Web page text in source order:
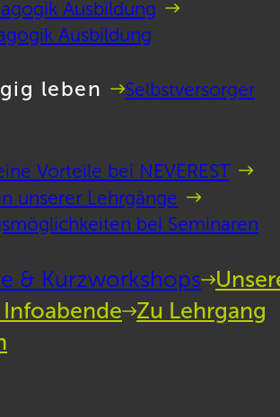
Ausbildung
Ausbildung
leben
Selbstversorger
Vorteile bei NEVEREST
unserer Lehrgänge
bei Seminaren
& Kurzworkshops
Zu Lehrgang